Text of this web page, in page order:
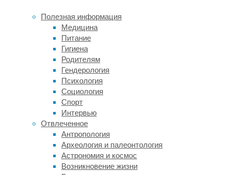
Полезная информация
Медицина
Питание
Гигиена
Родителям
Гендерология
Психология
Социология
Спорт
Интервью
Отвлеченное
Антропология
Археология и палеонтология
Астрономия и космос
Возникновение жизни
именно
отличает
нервную
ткань
других,
какие
клеточные
варианты
имеются
в
составе,
уникален